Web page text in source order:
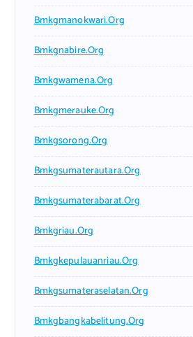
Bmkgmanokwari.org
Bmkgnabire.org
Bmkgwamena.org
Bmkgmerauke.org
Bmkgsorong.org
Bmkgsumaterautara.org
Bmkgsumaterabarat.org
Bmkgriau.org
Bmkgkepulauanriau.org
Bmkgsumateraselatan.org
Bmkgbangkabelitung.org